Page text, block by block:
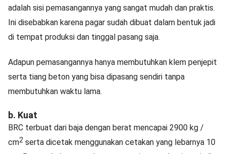
adalah sisi pemasangannya yang sangat mudah dan praktis.
Ini disebabkan karena pagar sudah dibuat dalam bentuk jadi
di tempat produksi dan tinggal pasang saja.
Adapun pemasangannya hanya membutuhkan klem penjepit
serta tiang beton yang bisa dipasang sendiri tanpa
membutuhkan waktu lama.
b. Kuat
BRC terbuat dari baja dengan berat mencapai 2900 kg /
cm2 serta dicetak menggunakan cetakan yang lebarnya 10